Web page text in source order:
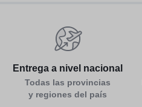
Entrega a nivel nacional
Todas las provincias
y regiones del país